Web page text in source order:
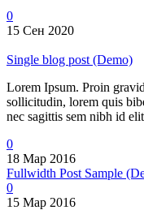
0
15 Сен 2020
Single blog post (Demo)
Lorem Ipsum. Proin
sollicitudin, lorem quis
nec sagittis sem nibh id
0
18 Мар 2016
Fullwidth Post Sample
0
15 Мар 2016